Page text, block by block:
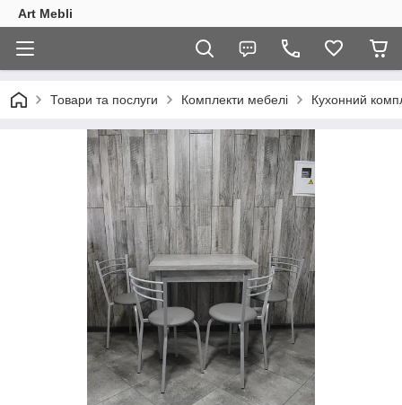
Art Mebli
Товари та послуги Комплекти мебелі Кухонний